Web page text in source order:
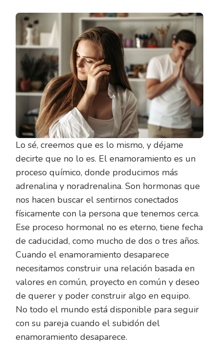
Lo sé, creemos que es lo mismo, y déjame
decirte que no lo es. El enamoramiento es un
proceso químico, donde producimos más
adrenalina y noradrenalina. Son hormonas que
nos hacen buscar el sentirnos conectados
físicamente con la persona que tenemos cerca.
Ese proceso hormonal no es eterno, tiene fecha
de caducidad, como mucho de dos o tres años.
Cuando el enamoramiento desaparece
necesitamos construir una relación basada en
valores en común, proyecto en común y deseo
de querer y poder construir algo en equipo.
No todo el mundo está disponible para seguir
con su pareja cuando el subidón del
enamoramiento desaparece.